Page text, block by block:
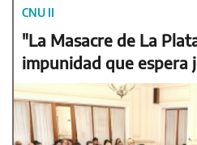
CNU II
"La Masacre de La
impunidad que espera